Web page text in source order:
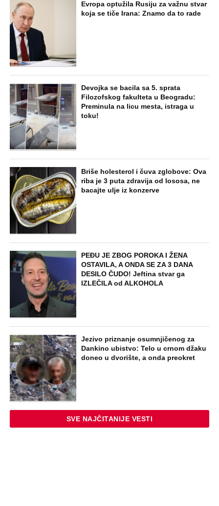
NAJNOVIJE POPULARNO
Marijanu je otac poslao u manastir
zajedno sa delom nasledstva: 14 godina
bila zazidana u sobici, ali je u tajnosti
decu rađala
ZABAVA
Paraskeva Rimljanka bacila caru vrelo
ulje u lice i oslepela ga: Svetiteljku
EXTERNAL ARTICLES
Dragana iz Sarajeva je tatu viđala samo
kraj kontejnera: Ostavili je u bolnici kao
bebu, a kad je posle 26 godina srela
majku rekla je - e sad će osveta
ZABAVA
Oduzeli joj titulu misice kada je
otkrivena njena velika tajna: Život Safije
iz "Sultanije Kosem" obeležili skandali,
a evo kako danas izgleda
NARKOTICI, SILOVANJE Sin Halke
Paldum bio je u ZATVORU: "Ne želim da